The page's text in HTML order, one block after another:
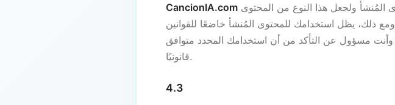
CancionIA.com
ذلك، يظل استخدامك للمحتوى المُنشأ خاضعًا للقوانين
وأنت مسؤول عن التأكد من أن استخدامك المحدد متوافق
قانونيًا.
4.3